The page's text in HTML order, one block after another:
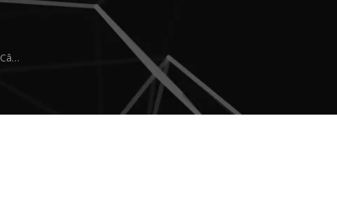
Preț site web în România: Cât costă un site de prezentare sau magazin online?